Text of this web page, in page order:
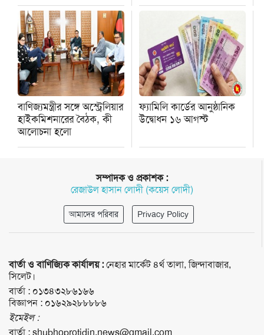
বাণিজ্যমন্ত্রীর সঙ্গে অস্ট্রেলিয়ার
হাইকমিশনারের বৈঠক, কী
আলোচনা হলো
ফ্যামিলি কার্ডের আনুষ্ঠানিক
উদ্বোধন ১৬ আগস্ট
সম্পাদক ও প্রকাশক :
রেজাউল হাসান লোদী (কয়েস লোদী)
আমাদের পরিবার Privacy Policy
বার্তা ও বাণিজ্যিক কার্যালয় :নেহার মার্কেট ৪র্থ তালা, জিন্দাবাজার,
সিলেট।
বার্তা : ০১৩৪৩২৮৬১৬৬
বিজ্ঞাপন : ০১৬২৯২৮৮৮৮৬
ইমেইল :
বার্তা :shubhoprotidin.news@gmail.com